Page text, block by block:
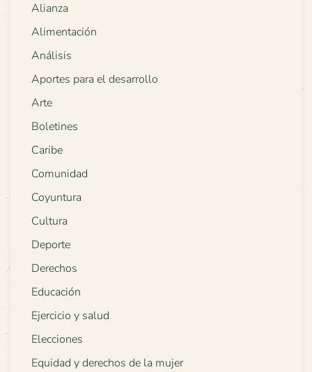
Alianza
Alimentación
Análisis
Aportes para el desarrollo
Arte
Boletines
Caribe
Comunidad
Coyuntura
Cultura
Deporte
Derechos
Educación
Ejercicio y salud
Elecciones
Equidad y derechos de la mujer